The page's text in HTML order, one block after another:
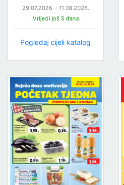
29.07.2026. - 11.08.2026.
Vrijedi još 5 dana
Pogledaj cijeli katalog